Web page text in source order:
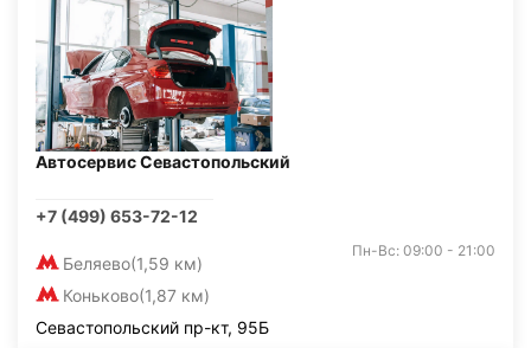
Автосервис Севастопольский
+7 (499) 653-72-12
Беляево(1,59 км)
Коньково(1,87 км)
Пн-Вс: 09:00 - 21:00
Севастопольский пр-кт, 95Б